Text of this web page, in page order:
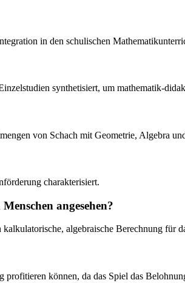
in den schulischen
synthetisiert, um mathematik-
von Schach mit Geometrie, Algebra
charakterisiert.
angesehen?
algebraische Berechnung für
können, da das Spiel das